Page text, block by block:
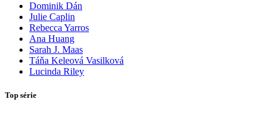
Dominik Dán
Julie Caplin
Rebecca Yarros
Ana Huang
Sarah J. Maas
Táňa Keleová Vasilková
Lucinda Riley
Top série